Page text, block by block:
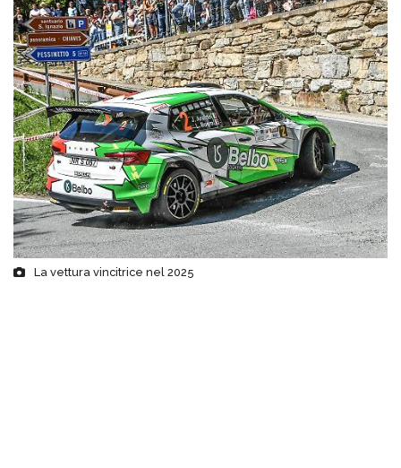
La vettura vincitrice nel 2025